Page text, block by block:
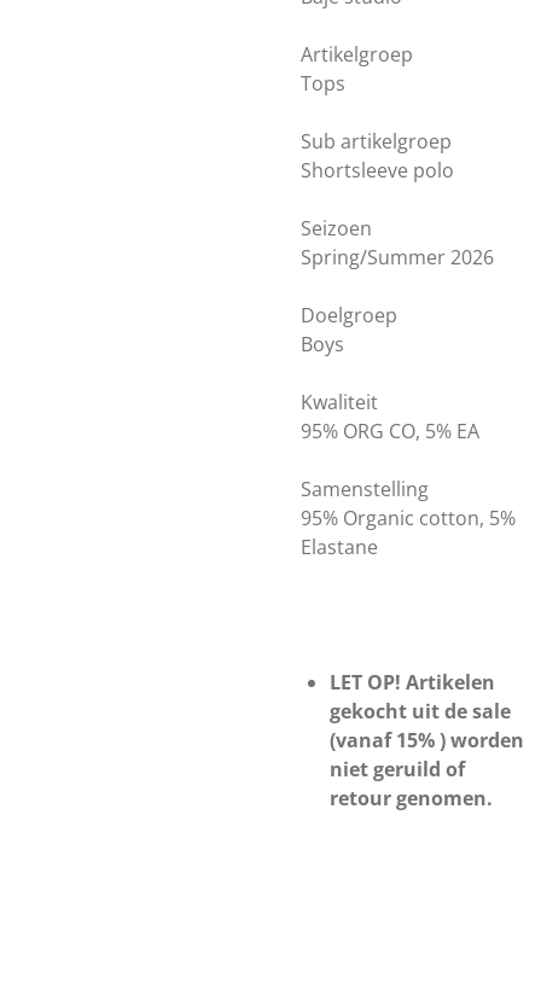
Artikelgroep
Tops
Sub artikelgroep
Shortsleeve polo
Seizoen
Spring/Summer 2026
Doelgroep
Boys
Kwaliteit
95% ORG CO, 5% EA
Samenstelling
95% Organic cotton, 5%
Elastane
LET OP! Artikelen
gekocht uit de sale
(vanaf 15% ) worden
niet geruild of
retour genomen.